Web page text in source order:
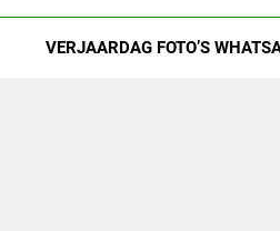
VERJAARDAG FOTO’S